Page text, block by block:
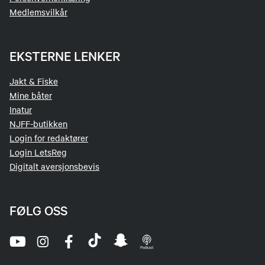
Medlemsvilkår
EKSTERNE LENKER
Jakt & Fiske
Mine båter
Inatur
NJFF-butikken
Login for redaktører
Login LetsReg
Digitalt aversjonsbevis
FØLG OSS